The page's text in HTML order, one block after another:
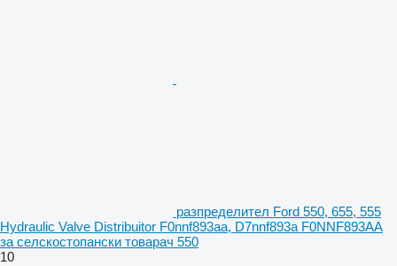
разпределител Ford 550, 655, 555
Hydraulic Valve Distribuitor F0nnf893aa, D7nnf893a F0NNF893AA
за селскостопански товарач 550
10